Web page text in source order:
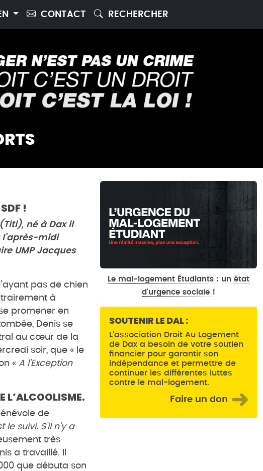
CONTACT RECHERCHER
!
né à Dax il
l’après-midi
UMP Jacques
pas de chien
à
promener en
Denis se
au cœur de la
soir, que « le
« A l’Exception
L’ALCOOLISME.
de
suivi. S’il n’y a
très
a travaillé. Il
que débuta son
Le mal-logement Étudiants : un état
d'urgence sociale !
SOUTENIR LE DAL :
L'association Droit Au Logement
de Dax a besoin de votre soutien
financier pour garantir son
indépendance et permettre de
continuer les différentes luttes
contre le mal-logement.
Faire un don